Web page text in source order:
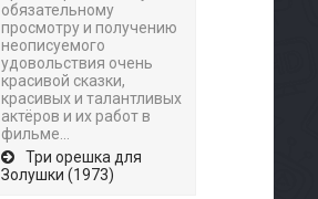
обязательному
просмотру и получению
неописуемого
удовольствия очень
красивой сказки,
красивых и талантливых
актёров и их работ в
фильме...
Три орешка для
Золушки (1973)